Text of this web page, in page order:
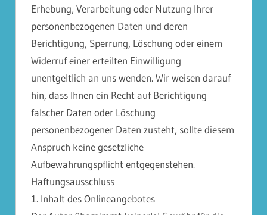
Erhebung, Verarbeitung oder Nutzung Ihrer
personenbezogenen Daten und deren
Berichtigung, Sperrung, Löschung oder einem
Widerruf einer erteilten Einwilligung
unentgeltlich an uns wenden. Wir weisen darauf
hin, dass Ihnen ein Recht auf Berichtigung
falscher Daten oder Löschung
personenbezogener Daten zusteht, sollte diesem
Anspruch keine gesetzliche
Aufbewahrungspflicht entgegenstehen.
Haftungsausschluss
1. Inhalt des Onlineangebotes